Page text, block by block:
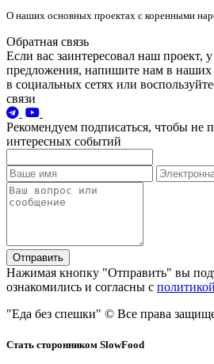
O наших основных проектах с коренными
Обратная связь
Если вас заинтересовал наш проект,
предложения, напишите нам в наших
в социальных сетях или
связи
Рекомендуем подписаться, чтобы не
интересных событий
Отправить
Нажимая кнопку "Отправить" вы
ознакомились и согласны с
"Еда без спешки" © Все права
Стать сторонником SlowFood